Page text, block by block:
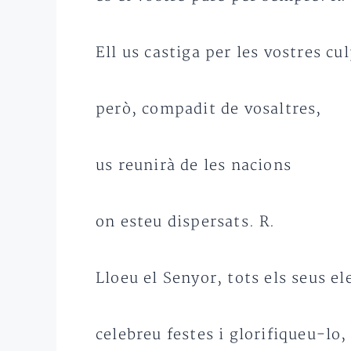
Ell us castiga per les vostres
però, compadit de vosaltres,
us reunirà de les nacions
on esteu dispersats. R.
Lloeu el Senyor, tots els seus
celebreu festes i glorifiqueu-lo,